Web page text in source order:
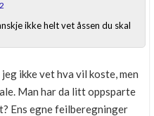
ikke helt vet åssen du skal
ikke vet hva vil koste, men
Man har da litt oppsparte
Ens egne feilberegninger